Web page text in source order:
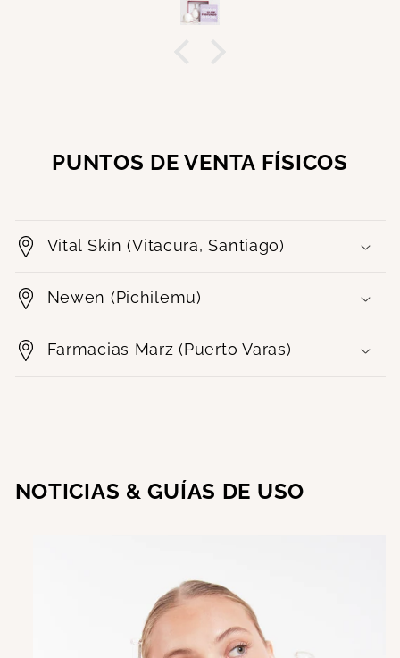
PUNTOS DE VENTA FÍSICOS
Vital Skin (Vitacura, Santiago)
Newen (Pichilemu)
Farmacias Marz (Puerto Varas)
NOTICIAS & GUÍAS DE USO